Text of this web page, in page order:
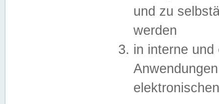
und zu
werden
in interne